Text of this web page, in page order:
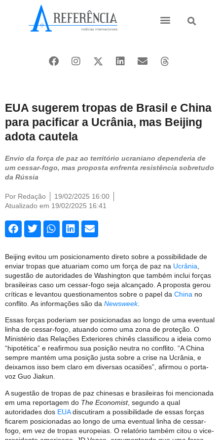
EUA sugerem tropas de Brasil e China
para pacificar a Ucrânia, mas Beijing
adota cautela
Envio da força de paz ao território ucraniano dependeria de
um cessar-fogo, mas proposta enfrenta resistência sobretudo
da Rússia
Por Redação
19/02/2025 16:00
Atualizado em 19/02/2025 16:41
Beijing evitou um posicionamento direto sobre a possibilidade de
enviar tropas que atuariam como um força de paz na Ucrânia
sugestão de autoridades de Washington que também inclui forças
brasileiras caso um cessar-fogo seja alcançado. A proposta gerou
críticas e levantou questionamentos sobre o papel da China no
conflito. As informações são da Newsweek.
Essas forças poderiam ser posicionadas ao longo de uma eventual
linha de cessar-fogo, atuando como uma zona de proteção. O
Ministério das Relações Exteriores chinês classificou a ideia como
“hipotética” e reafirmou sua posição neutra no conflito. “A China
sempre mantém uma posição justa sobre a crise na Ucrânia, e
deixamos isso bem claro em diversas ocasiões”, afirmou o porta-
voz Guo Jiakun.
A sugestão de tropas de paz chinesas e brasileiras foi mencionada
em uma reportagem do The Economist, segundo a qual
autoridades dos EUAdiscutiram a possibilidade de essas forças
ficarem posicionadas ao longo de uma eventual linha de cessar-
fogo, em vez de tropas europeias. O relatório também citou o vice-